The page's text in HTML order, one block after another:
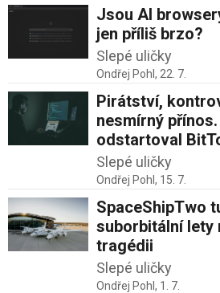
Jsou AI
jen příliš brzo?
Slepé uličky
Ondřej Pohl, 22. 7.
Pirátství,
nesmírný
odstartoval
Slepé uličky
Ondřej Pohl, 15. 7.
SpaceShipTwo
suborbitální lety
tragédii
Slepé uličky
Ondřej Pohl, 1. 7.